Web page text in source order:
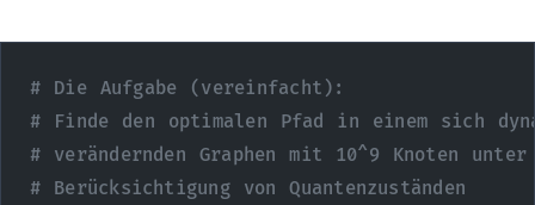
# Die Aufgabe (vereinfacht):
# Finde den optimalen Pfad in einem sich
# verändernden Graphen mit 10^9 Knoten unter
# Berücksichtigung von Quantenzuständen